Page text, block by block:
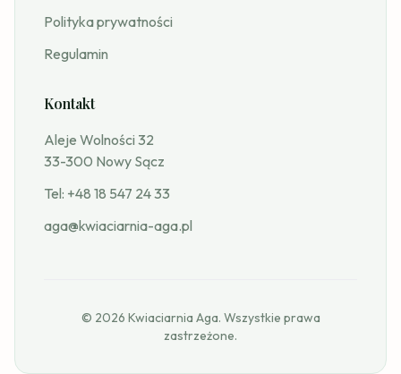
Polityka prywatności
Regulamin
Kontakt
Aleje Wolności 32
33-300 Nowy Sącz
Tel: +48 18 547 24 33
aga@kwiaciarnia-aga.pl
© 2026 Kwiaciarnia Aga. Wszystkie prawa
zastrzeżone.